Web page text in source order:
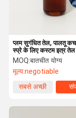
प्लम सुगंधित तेल, पालतू
स्प्रे के लिए कस्टम इत्र तेल
MOQ:बातचीत योग्य
मूल्य:negotiable
सबसे अच्छी